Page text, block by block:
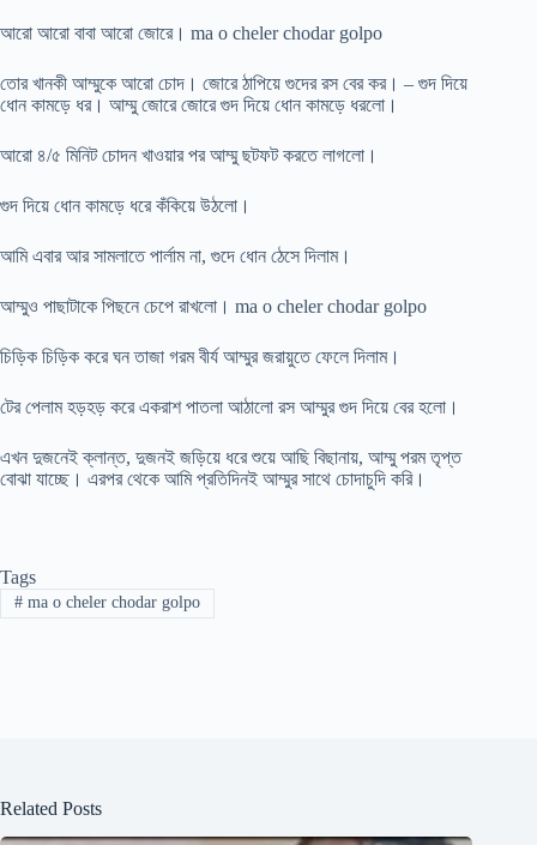
আরো আরো বাবা আরো জোরে। ma o cheler chodar golpo
তোর খানকী আম্মুকে আরো চোদ। জোরে ঠাপিয়ে গুদের রস বের কর। – গুদ দিয়ে
ধোন কামড়ে ধর। আম্মু জোরে জোরে গুদ দিয়ে ধোন কামড়ে ধরলো।
আরো ৪/৫ মিনিট চোদন খাওয়ার পর আম্মু ছটফট করতে লাগলো।
গুদ দিয়ে ধোন কামড়ে ধরে কঁকিয়ে উঠলো।
আমি এবার আর সামলাতে পার্লাম না, গুদে ধোন ঠেসে দিলাম।
আম্মুও পাছাটাকে পিছনে চেপে রাখলো। ma o cheler chodar golpo
চিড়িক চিড়িক করে ঘন তাজা গরম বীর্য আম্মুর জরায়ুতে ফেলে দিলাম।
টের পেলাম হড়হড় করে একরাশ পাতলা আঠালো রস আম্মুর গুদ দিয়ে বের হলো।
এখন দুজনেই ক্লান্ত, দুজনই জড়িয়ে ধরে শুয়ে আছি বিছানায়, আম্মু পরম তৃপ্ত
বোঝা যাচ্ছে। এরপর থেকে আমি প্রতিদিনই আম্মুর সাথে চোদাচুদি করি।
Tags
#ma o cheler chodar golpo
Related Posts